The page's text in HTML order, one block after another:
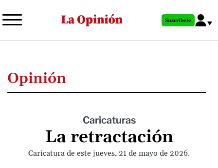
al
principal
Suscríbete
Opinión
Caricaturas
La retractación
Caricatura de este jueves, 21 de mayo de 2026.